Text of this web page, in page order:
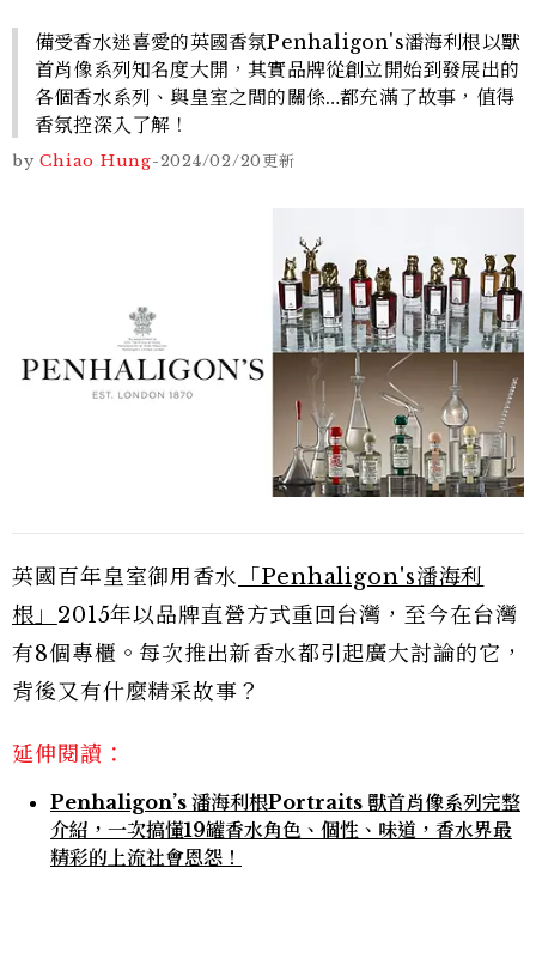
備受香水迷喜愛的英國香氛Penhaligon's潘海利根以獸
首肖像系列知名度大開，其實品牌從創立開始到發展出的
各個香水系列、與皇室之間的關係…都充滿了故事，值得
香氛控深入了解！
by Chiao Hung-2024/02/20更新
英國百年皇室御用香水 「Penhaligon's潘海利
根」 2015年以品牌直營方式重回台灣，至今在台灣
有8個專櫃。每次推出新香水都引起廣大討論的它，
背後又有什麼精采故事？
延伸閱讀：
Penhaligon’s 潘海利根Portraits 獸首肖像系列完整
介紹，一次搞懂19罐香水角色、個性、味道，香水界最
精彩的上流社會恩怨！